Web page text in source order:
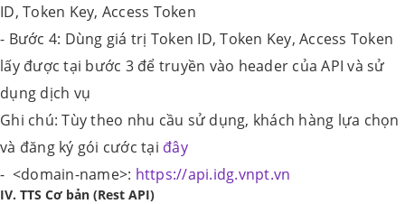
ID, Token Key, Access Token
- Bước 4: Dùng giá trị Token ID, Token Key, Access Token
lấy được tại bước 3 để truyền vào header của API và sử
dụng dịch vụ
Ghi chú: Tùy theo nhu cầu sử dụng, khách hàng lựa chọn
và đăng ký gói cước tại đây
- <domain-name>: https://api.idg.vnpt.vn
IV. TTS Cơ bản (Rest API)